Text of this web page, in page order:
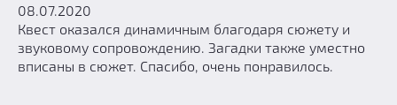
08.07.2020
Квест оказался динамичным благодаря сюжету и
звуковому сопровождению. Загадки также уместно
вписаны в сюжет. Спасибо, очень понравилось.